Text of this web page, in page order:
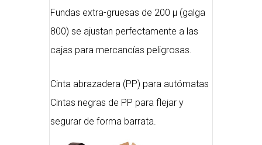
Fundas extra-gruesas de 200 µ (galga
800) se ajustan perfectamente a las
cajas para mercancías peligrosas.
Cinta abrazadera (PP) para autómatas
Cintas negras de PP para flejar y
segurar de forma barrata.